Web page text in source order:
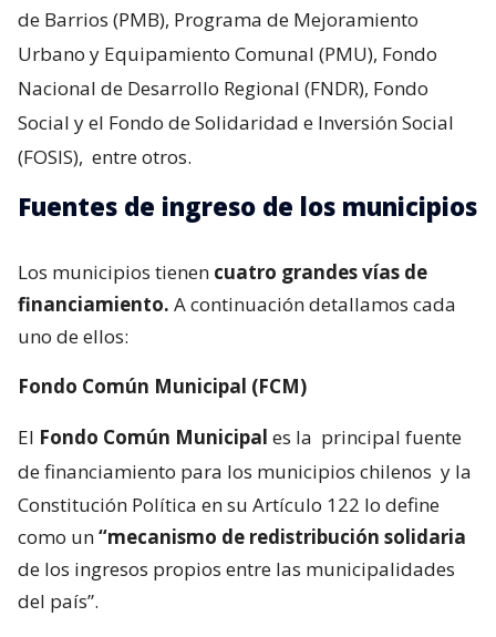
de Barrios (PMB), Programa de Mejoramiento
Urbano y Equipamiento Comunal (PMU), Fondo
Nacional de Desarrollo Regional (FNDR), Fondo
Social y el Fondo de Solidaridad e Inversión Social
(FOSIS), entre otros.
Fuentes de ingreso de los municipios
Los municipios tienen cuatro grandes vías de
financiamiento. A continuación detallamos cada
uno de ellos:
Fondo Común Municipal (FCM)
El Fondo Común Municipal es la principal fuente
de financiamiento para los municipios chilenos y la
Constitución Política en su Artículo 122 lo define
como un“mecanismo de redistribución solidaria
de los ingresos propios entre las municipalidades
del país”.